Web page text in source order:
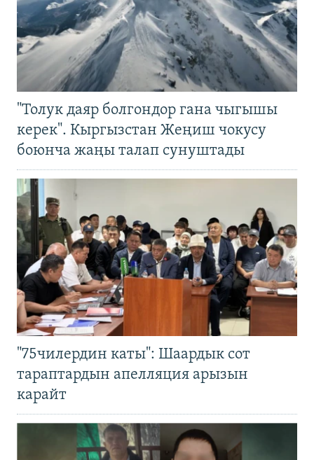
"Толук даяр болгондор гана чыгышы
керек". Кыргызстан Жеңиш чокусу
боюнча жаңы талап сунуштады
"75чилердин каты": Шаардык сот
тараптардын апелляция арызын
карайт